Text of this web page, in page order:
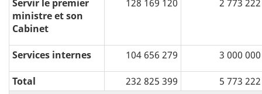
Servir le premier
ministre et son
Cabinet
128 169 120 2 773 222
Services internes 104 656 279 3 000 000
Total 232 825 399
5 773 222